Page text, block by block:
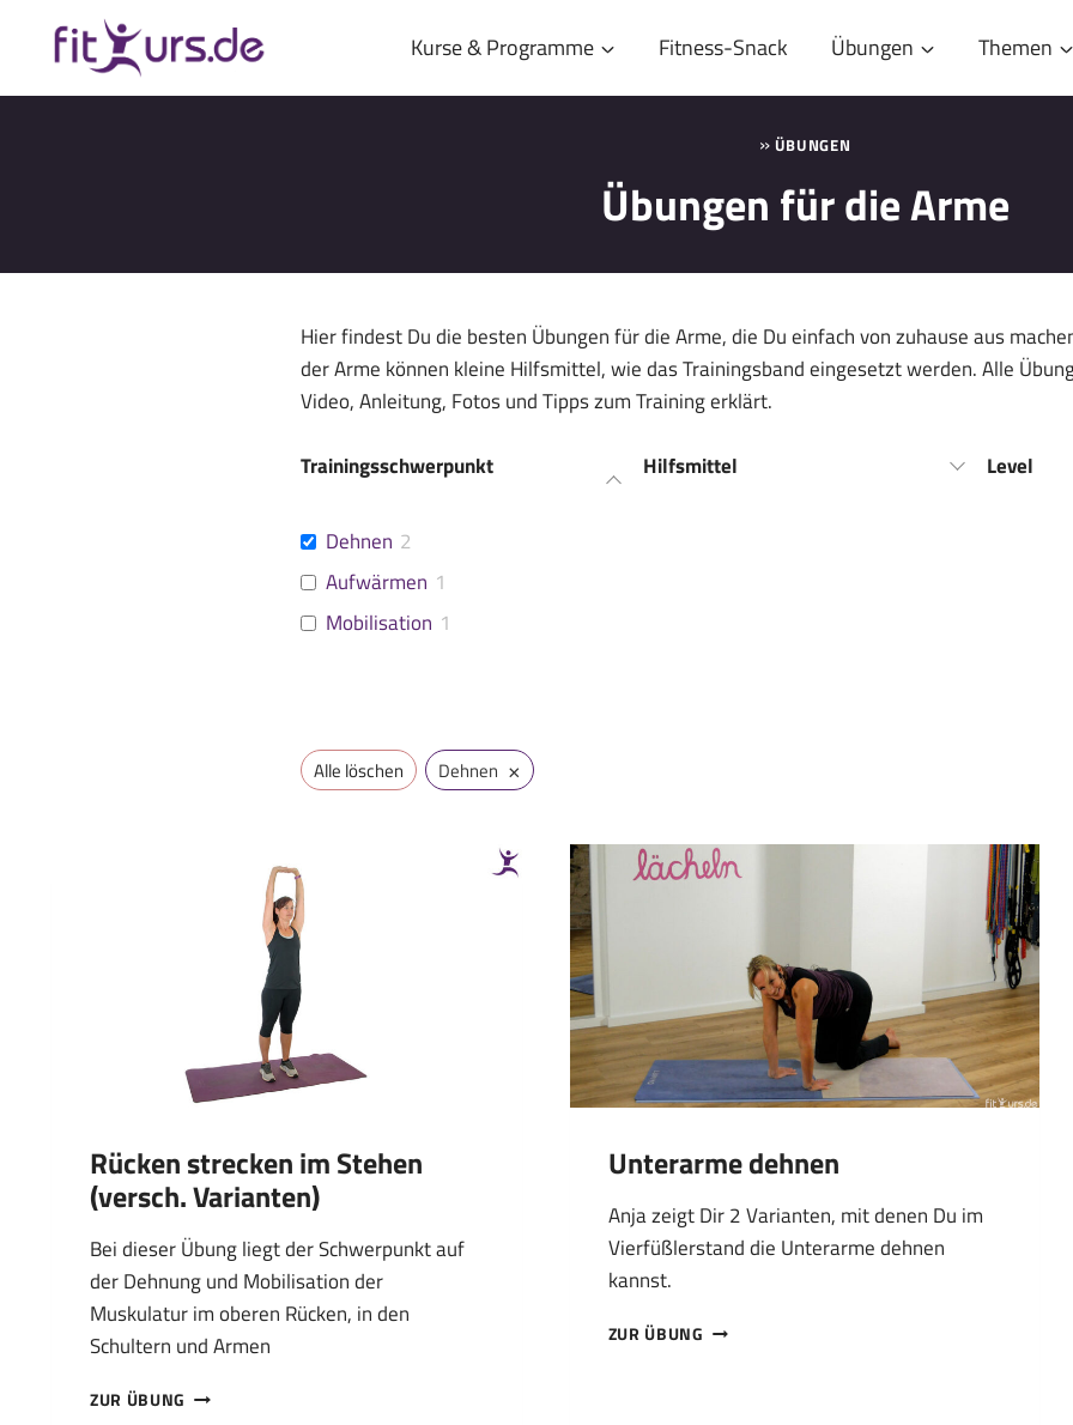
Kurse & Programme Fitness-Snack Übungen Themen
» ÜBUNGEN
Übungen für die Arme
Hier findest Du die besten Übungen für die Arme, die Du einfach von zuhause aus
der Arme können kleine Hilfsmittel, wie das Trainingsband eingesetzt werden. Alle
Video, Anleitung, Fotos und Tipps zum Training erklärt.
Trainingsschwerpunkt
Dehnen 2
Aufwärmen 1
Mobilisation 1
Hilfsmittel Level
Alle löschen Dehnen ×
Rücken strecken im Stehen
(versch. Varianten)
Bei dieser Übung liegt der Schwerpunkt auf
der Dehnung und Mobilisation der
Muskulatur im oberen Rücken, in den
Schultern und Armen
ZUR ÜBUNG RÜCKEN
Unterarme dehnen
Anja zeigt Dir 2 Varianten, mit denen Du im
Vierfüßlerstand die Unterarme dehnen
kannst.
ZUR ÜBUNG UNTERARME